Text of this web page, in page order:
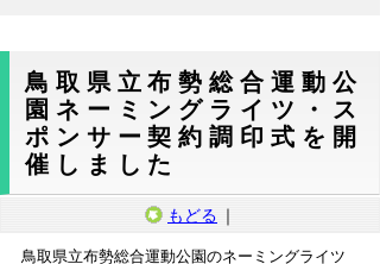
鳥取県立布勢総合運動公
園ネーミングライツ・ス
ポンサー契約調印式を開
催しました
もどる ｜
鳥取県立布勢総合運動公園のネーミングライツ